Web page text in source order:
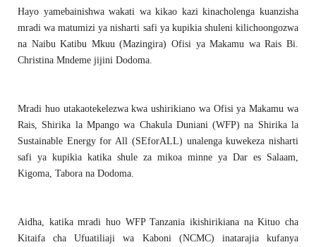
Hayo yamebainishwa wakati wa kikao kazi kinacholenga kuanzisha
mradi wa matumizi ya nisharti safi ya kupikia shuleni kilichoongozwa
na Naibu Katibu Mkuu (Mazingira) Ofisi ya Makamu wa Rais Bi.
Christina Mndeme jijini Dodoma.
Mradi huo utakaotekelezwa kwa ushirikiano wa Ofisi ya Makamu wa
Rais, Shirika la Mpango wa Chakula Duniani (WFP) na Shirika la
Sustainable Energy for All (SEforALL) unalenga kuwekeza nisharti
safi ya kupikia katika shule za mikoa minne ya Dar es Salaam,
Kigoma, Tabora na Dodoma.
Aidha, katika mradi huo WFP Tanzania ikishirikiana na Kituo cha
Kitaifa cha Ufuatiliaji wa Kaboni (NCMC) inatarajia kufanya